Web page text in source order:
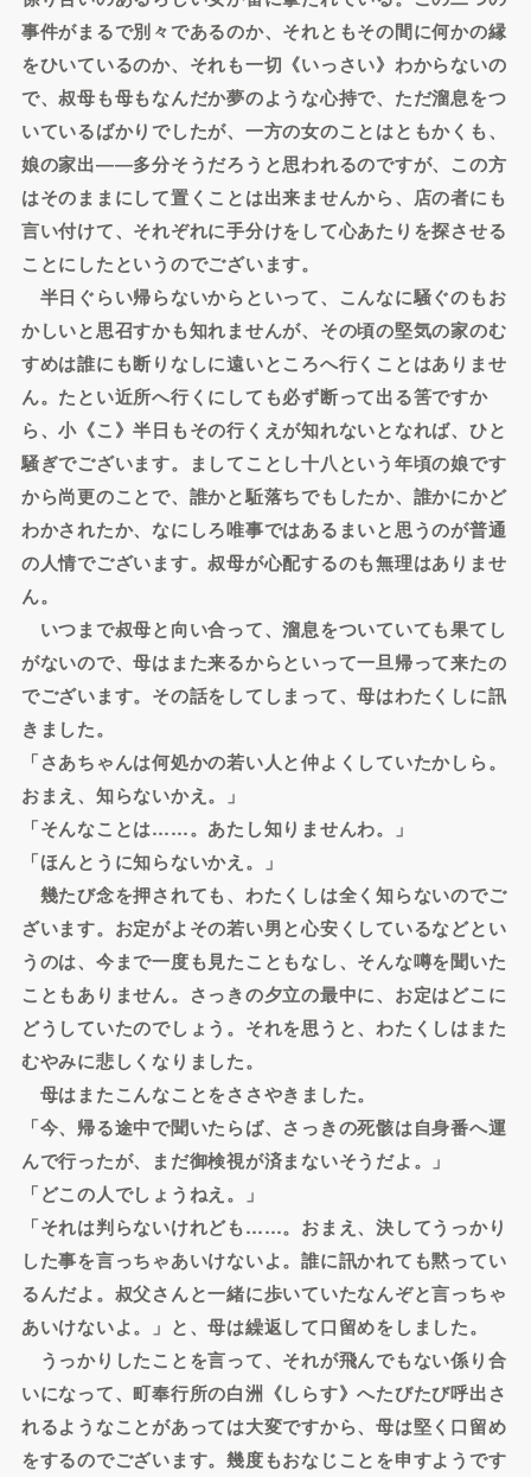
事件がまるで別々であるのか、それともその間に何かの縁
をひいているのか、それも一切《いっさい》わからないの
で、叔母も母もなんだか夢のような心持で、ただ溜息をつ
いているばかりでしたが、一方の女のことはともかくも、
娘の家出――多分そうだろうと思われるのですが、この方
はそのままにして置くことは出来ませんから、店の者にも
言い付けて、それぞれに手分けをして心あたりを探させる
ことにしたというのでございます。
半日ぐらい帰らないからといって、こんなに騒ぐのもお
かしいと思召すかも知れませんが、その頃の堅気の家のむ
すめは誰にも断りなしに遠いところへ行くことはありませ
ん。たとい近所へ行くにしても必ず断って出る筈ですか
ら、小《こ》半日もその行くえが知れないとなれば、ひと
騒ぎでございます。ましてことし十八という年頃の娘です
から尚更のことで、誰かと駈落ちでもしたか、誰かにかど
わかされたか、なにしろ唯事ではあるまいと思うのが普通
の人情でございます。叔母が心配するのも無理はありませ
ん。
いつまで叔母と向い合って、溜息をついていても果てし
がないので、母はまた来るからといって一旦帰って来たの
でございます。その話をしてしまって、母はわたくしに訊
きました。
「さあちゃんは何処かの若い人と仲よくしていたかしら。
おまえ、知らないかえ。」
「そんなことは……。あたし知りませんわ。」
「ほんとうに知らないかえ。」
幾たび念を押されても、わたくしは全く知らないのでご
ざいます。お定がよその若い男と心安くしているなどとい
うのは、今まで一度も見たこともなし、そんな噂を聞いた
こともありません。さっきの夕立の最中に、お定はどこに
どうしていたのでしょう。それを思うと、わたくしはまた
むやみに悲しくなりました。
母はまたこんなことをささやきました。
「今、帰る途中で聞いたらば、さっきの死骸は自身番へ運
んで行ったが、まだ御検視が済まないそうだよ。」
「どこの人でしょうねえ。」
「それは判らないけれども……。おまえ、決してうっかり
した事を言っちゃあいけないよ。誰に訊かれても黙ってい
るんだよ。叔父さんと一緒に歩いていたなんぞと言っちゃ
あいけないよ。」と、母は繰返して口留めをしました。
うっかりしたことを言って、それが飛んでもない係り合
いになって、町奉行所の白洲《しらす》へたびたび呼出さ
れるようなことがあっては大変ですから、母は堅く口留め
をするのでございます。幾度もおなじことを申すようです